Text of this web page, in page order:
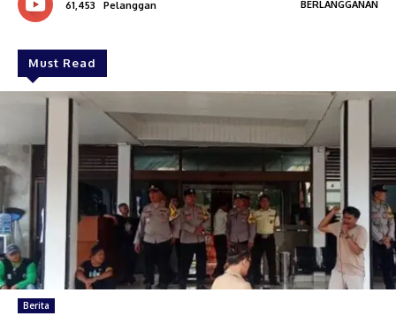
61,453 Pelanggan BERLANGGANAN
Must Read
Berita